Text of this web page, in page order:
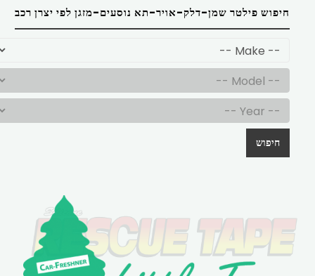
חיפוש פילטר שמן-דלק-אויר-תא נוסעים-מזגן לפי יצרן רכב
חיפוש